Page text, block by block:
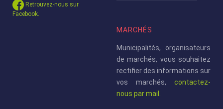
Retrouvez-nous sur
Facebook.
MARCHÉS
Municipalités, organisateurs
de marchés, vous souhaitez
rectifier des informations sur
vos marchés, contactez-
nous par mail.